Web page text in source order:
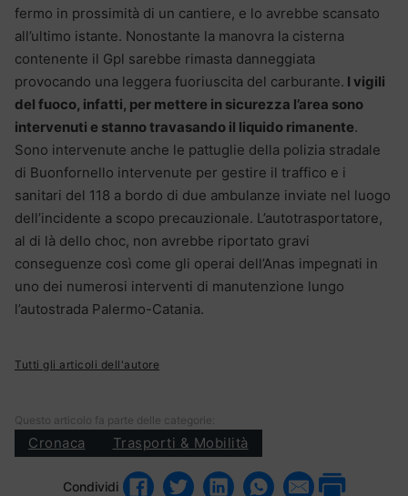
fermo in prossimità di un cantiere, e lo avrebbe scansato
all’ultimo istante. Nonostante la manovra la cisterna
contenente il Gpl sarebbe rimasta danneggiata
provocando una leggera fuoriuscita del carburante. I vigili
del fuoco, infatti, per mettere in sicurezza l’area sono
intervenuti e stanno travasando il liquido rimanente.
Sono intervenute anche le pattuglie della polizia stradale
di Buonfornello intervenute per gestire il traffico e i
sanitari del 118 a bordo di due ambulanze inviate nel luogo
dell’incidente a scopo precauzionale. L’autotrasportatore,
al di là dello choc, non avrebbe riportato gravi
conseguenze così come gli operai dell’Anas impegnati in
uno dei numerosi interventi di manutenzione lungo
l’autostrada Palermo-Catania.
Tutti gli articoli dell'autore
Questo articolo fa parte delle categorie:
Cronaca Trasporti & Mobilità
Condividi